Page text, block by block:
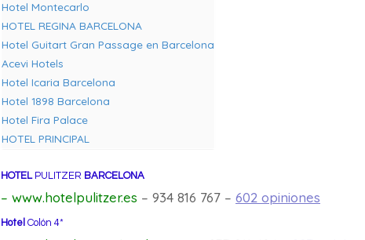
Hotel Montecarlo
HOTEL REGINA BARCELONA
Hotel Guitart Gran Passage en Barcelona
Acevi Hotels
Hotel Icaria Barcelona
Hotel 1898 Barcelona
Hotel Fira Palace
HOTEL PRINCIPAL
HOTELPULITZER BARCELONA
– www.hotelpulitzer.es – 934 816 767 – 602 opiniones
Hotel Colón 4*